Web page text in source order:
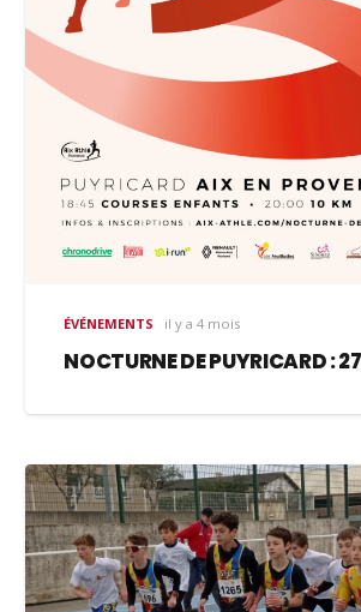
ÉVÉNEMENTS il y a 4 mois
NOCTURNE DE PUYRICARD :